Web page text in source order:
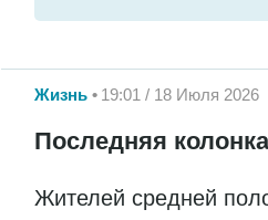
Жизнь 19:01 / 18 Июля 2026
Последняя колонка
Жителей средней